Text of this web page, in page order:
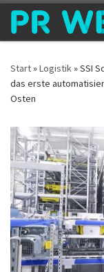
Zum Inhalt springen
Start»Logistik»SSI
das erste
Osten